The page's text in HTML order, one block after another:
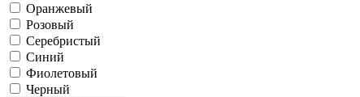
Оранжевый
Розовый
Серебристый
Синий
Фиолетовый
Черный